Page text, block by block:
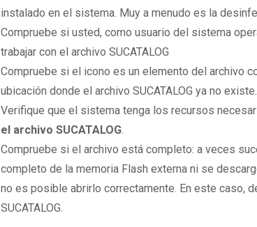
instalado en el sistema. Muy a menudo es la
Compruebe si usted, como usuario del sistema
trabajar con el archivo SUCATALOG
Compruebe si el icono es un elemento del archivo
ubicación donde el archivo SUCATALOG ya no existe.
Verifique que el sistema tenga los recursos
el archivo SUCATALOG.
Compruebe si el archivo está completo: a veces
completo de la memoria Flash externa ni se
no es posible abrirlo correctamente. En este caso,
SUCATALOG.